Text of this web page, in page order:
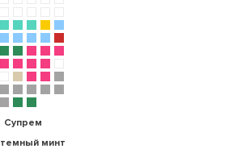
Супрем
темный минт